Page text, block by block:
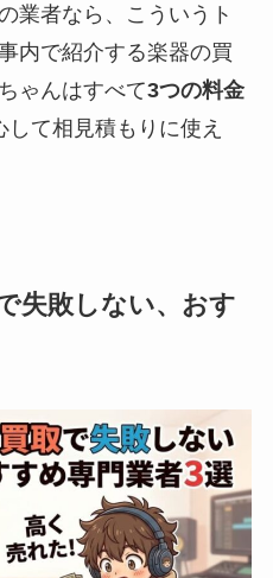
業者なら、こういうト
内で紹介する楽器の買
ゃんはすべて3つの料金
して相見積もりに使え
失敗しない、おす